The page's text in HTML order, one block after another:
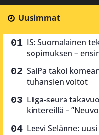
Uusimmat
IS: Suomalainen
sopimuksen –
SaiPa takoi
tuhansien voitot
Liiga-seura
kintereillä –
Leevi Selänne: